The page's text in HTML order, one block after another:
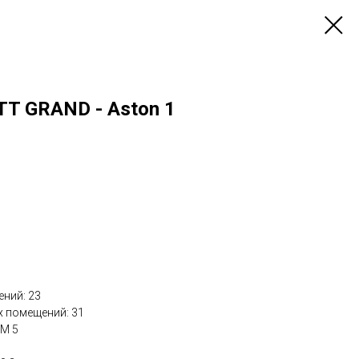
GRAND - Aston 1
23
помещений: 31
5